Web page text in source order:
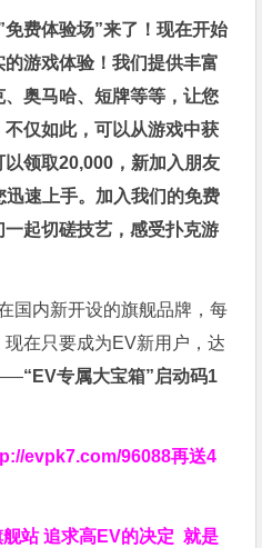
免费体验场”来了！现在开始
游戏体验！我们提供丰富
奥马哈、短牌等等，让您
不仅如此，可以从游戏中获
领取20,000，新加入朋友
速上手。 加入我们的免费
起切磋技艺，感受扑克游
国内新开设的旗舰品牌，每
在只要成为EV新用户，达
“EV专属大宝箱”启动码1
evpk7.com/96088再送4
舰站追求高EV的决定就是